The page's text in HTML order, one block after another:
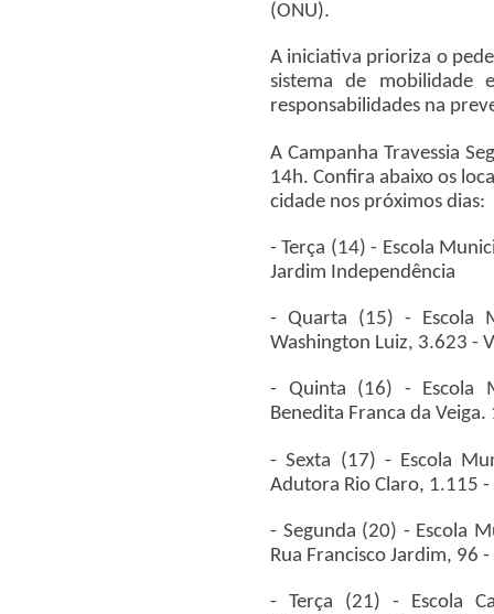
(ONU).
A iniciativa prioriza o
sistema de mobilidade
responsabilidades na
A Campanha Travessia
14h. Confira abaixo os
cidade nos próximos dias:
- Terça (14) - Escola
Jardim Independência
- Quarta (15) - Escola
Washington Luiz, 3.623 -
- Quinta (16) - Escola
Benedita Franca da
- Sexta (17) - Escola
Adutora Rio Claro, 1.115
- Segunda (20) - Escola
Rua Francisco Jardim, 96 -
- Terça (21) - Escola